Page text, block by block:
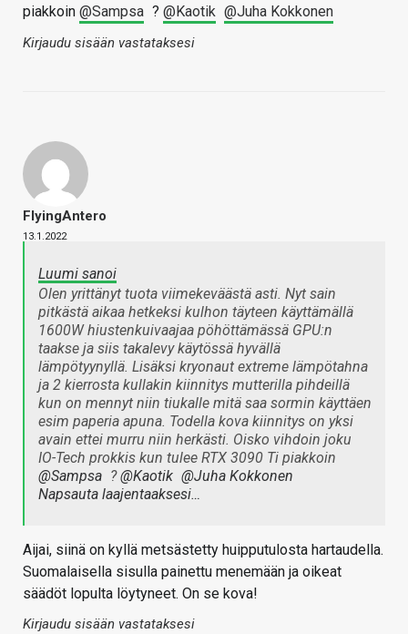
piakkoin @Sampsa ? @Kaotik @Juha Kokkonen
Kirjaudu sisään vastataksesi
FlyingAntero
13.1.2022
Luumi sanoi
Olen yrittänyt tuota viimekeväästä asti. Nyt sain
pitkästä aikaa hetkeksi kulhon täyteen käyttämällä
1600W hiustenkuivaajaa pöhöttämässä GPU:n
taakse ja siis takalevy käytössä hyvällä
lämpötyynyllä. Lisäksi kryonaut extreme lämpötahna
ja 2 kierrosta kullakin kiinnitys mutterilla pihdeillä
kun on mennyt niin tiukalle mitä saa sormin käyttäen
esim paperia apuna. Todella kova kiinnitys on yksi
avain ettei murru niin herkästi. Oisko vihdoin joku
IO-Tech prokkis kun tulee RTX 3090 Ti piakkoin
@Sampsa ?@Kaotik @Juha Kokkonen
Napsauta laajentaaksesi…
Aijai, siinä on kyllä metsästetty huipputulosta hartaudella.
Suomalaisella sisulla painettu menemään ja oikeat
säädöt lopulta löytyneet. On se kova!
Kirjaudu sisään vastataksesi